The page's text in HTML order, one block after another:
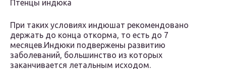
Птенцы индюка
При таких условиях индюшат рекомендовано
держать до конца откорма, то есть до 7
месяцев.Индюки подвержены развитию
заболеваний, большинство из которых
заканчивается летальным исходом.